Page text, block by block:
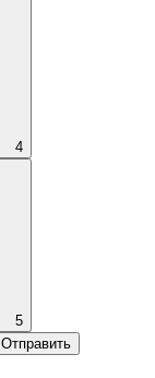
4
5
Отправить